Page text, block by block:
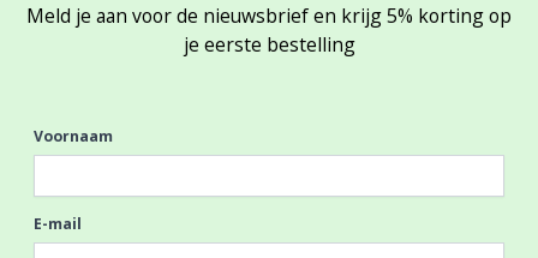
Meld je aan voor de nieuwsbrief en krijg 5% korting op
je eerste bestelling
Voornaam
E-mail